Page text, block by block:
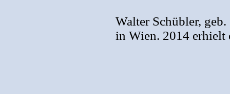
Walter Schübler,
in Wien. 2014 erhielt